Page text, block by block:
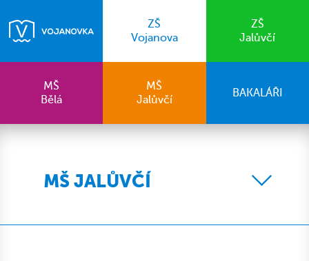
ZŠ
Vojanova
ZŠ
Jalůvčí
MŠ
Bělá
MŠ
Jalůvčí
BAKALÁŘI
MŠ JALŮVČÍ